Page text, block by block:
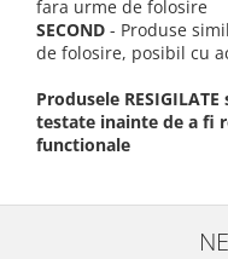
fara urme de folosire
SECOND - Produse
de folosire, posibil cu
Produsele
testate inainte de a fi
functionale